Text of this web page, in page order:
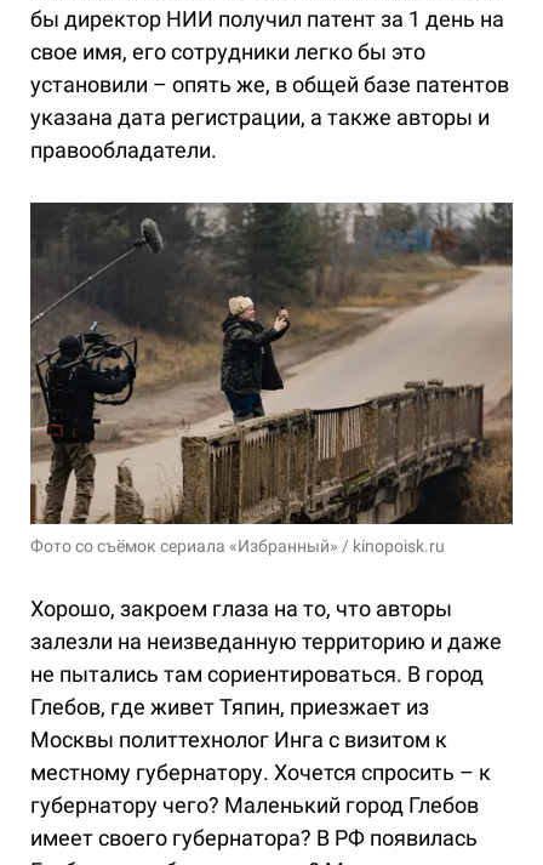
бы директор НИИ получил патент за 1 день на
свое имя, его сотрудники легко бы это
установили – опять же, в общей базе патентов
указана дата регистрации, а также авторы и
правообладатели.
Фото со съёмок сериала «Избранный» / kinopoisk.ru
Хорошо, закроем глаза на то, что авторы
залезли на неизведанную территорию и даже
не пытались там сориентироваться. В город
Глебов, где живет Тяпин, приезжает из
Москвы политтехнолог Инга с визитом к
местному губернатору. Хочется спросить – к
губернатору чего? Маленький город Глебов
имеет своего губернатора? В РФ появилась